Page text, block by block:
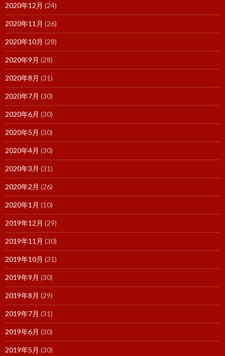
2020年12月 (24)
2020年11月 (26)
2020年10月 (28)
2020年9月 (28)
2020年8月 (31)
2020年7月 (30)
2020年6月 (30)
2020年5月 (30)
2020年4月 (30)
2020年3月 (31)
2020年2月 (26)
2020年1月 (10)
2019年12月 (29)
2019年11月 (30)
2019年10月 (31)
2019年9月 (30)
2019年8月 (29)
2019年7月 (31)
2019年6月 (30)
2019年5月 (30)